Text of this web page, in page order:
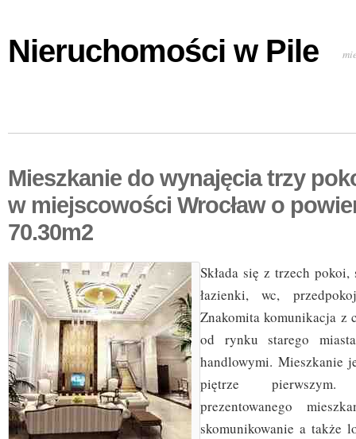
Nieruchomości w Pile
Mieszkanie do wynajęcia trzy
w miejscowości Wrocław o
70.30m2
Składa się z trzech
łazienki, wc,
Znakomita komunikacja z
od rynku starego
handlowymi. Mieszkanie
piętrze
prezentowanego
skomunikowanie a także